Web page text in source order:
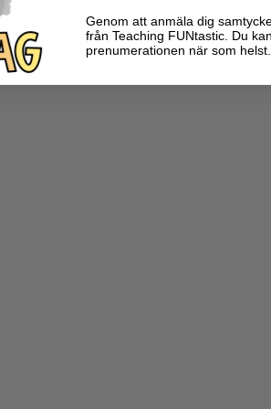
Genom att anmäla dig
från Teaching FUNtastic. Du
prenumerationen när som helst.